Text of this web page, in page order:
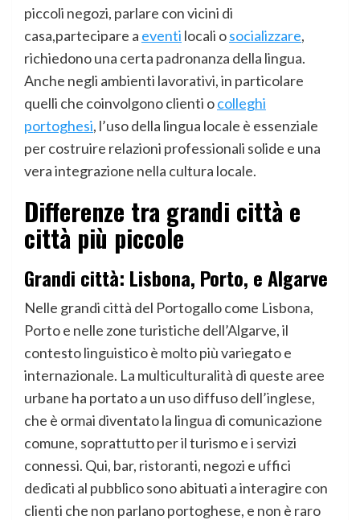
piccoli negozi, parlare con vicini di
casa,partecipare a eventi locali osocializzare,
richiedono una certa padronanza della lingua.
Anche negli ambienti lavorativi, in particolare
quelli che coinvolgono clienti ocolleghi
portoghesi, l’uso della lingua locale è essenziale
per costruire relazioni professionali solide e una
vera integrazione nella cultura locale.
Differenze tra grandi città e
città più piccole
Grandi città: Lisbona, Porto, e Algarve
Nelle grandi città del Portogallo come Lisbona,
Porto e nelle zone turistiche dell’Algarve, il
contesto linguistico è molto più variegato e
internazionale. La multiculturalità di queste aree
urbane ha portato a un uso diffuso dell’inglese,
che è ormai diventato la lingua di comunicazione
comune, soprattutto per il turismo e i servizi
connessi. Qui, bar, ristoranti, negozi e uffici
dedicati al pubblico sono abituati a interagire con
clienti che non parlano portoghese, e non è raro